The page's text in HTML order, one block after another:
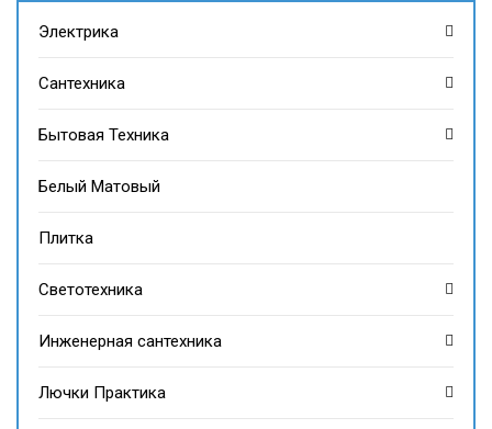
Электрика
Сантехника
Бытовая Техника
Белый Матовый
Плитка
Светотехника
Инженерная сантехника
Лючки Практика